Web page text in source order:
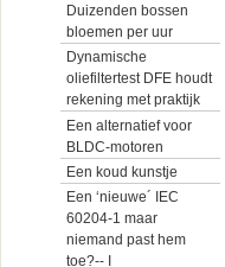
Duizenden bossen
bloemen per uur
Dynamische
oliefiltertest DFE houdt
rekening met praktijk
Een alternatief voor
BLDC-motoren
Een koud kunstje
Een ‘nieuwe´ IEC
60204-1 maar
niemand past hem
toe?-- I